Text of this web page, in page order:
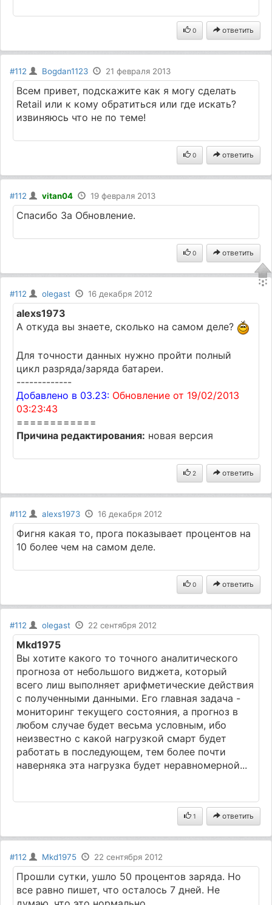
0 ответить
#112 Bogdan1123 21 февраля 2013
Всем привет, подскажите как я могу сделать
Retail или к кому обратиться или где искать?
извиняюсь что не по теме!
0 ответить
#112 vitan04 19 февраля 2013
Спасибо За Обновление.
0 ответить
#112 olegast 16 декабря 2012
alexs1973
А откуда вы знаете, сколько на самом деле?
Для точности данных нужно пройти полный
цикл разряда/заряда батареи.
-------------
Добавлено в 03.23: Обновление от 19/02/2013
03:23:43
============
Причина редактирования: новая версия
2 ответить
#112 alexs1973 16 декабря 2012
Фигня какая то, прога показывает процентов на
10 более чем на самом деле.
0 ответить
#112 olegast 22 сентября 2012
Mkd1975
Вы хотите какого то точного аналитического
прогноза от небольшого виджета, который
всего лиш выполняет арифметические действия
с полученными данными. Его главная задача -
мониторинг текущего состояния, а прогноз в
любом случае будет весьма условным, ибо
неизвестно с какой нагрузкой смарт будет
работать в последующем, тем более почти
наверняка эта нагрузка будет неравномерной...
1 ответить
#112 Mkd1975 22 сентября 2012
Прошли сутки, ушло 50 процентов заряда. Но
все равно пишет, что осталось 7 дней. Не